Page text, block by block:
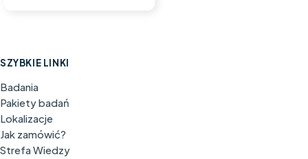
SZYBKIE LINKI
Badania
Pakiety badań
Lokalizacje
Jak zamówić?
Strefa Wiedzy